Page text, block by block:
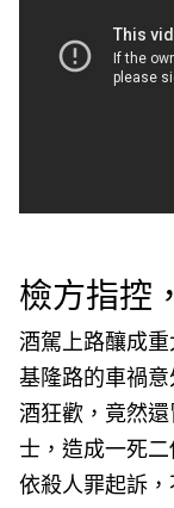
檢方指控
酒駕上路釀成
基隆路的車禍
酒狂歡，竟然
士，造成一死
依殺人罪起訴